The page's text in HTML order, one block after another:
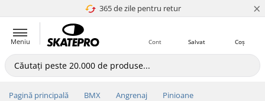
365 de zile pentru retur
4.8 a 5 ×
Meniu Coș
Salvat
Cont
Pagină principală BMX Angrenaj Pinioane